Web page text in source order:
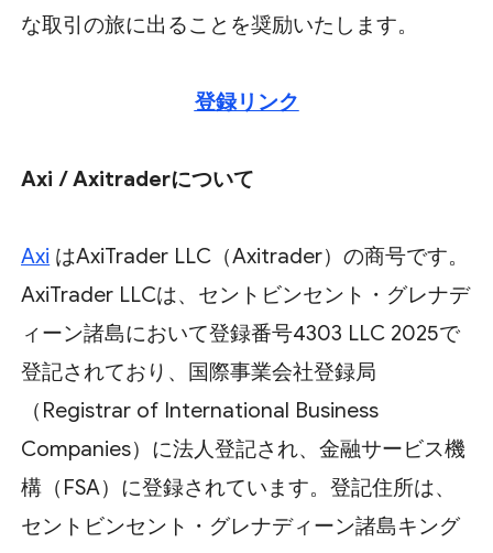
な取引の旅に出ることを奨励いたします。
登録リンク
Axi / Axitraderについて
Axi はAxiTrader LLC（Axitrader）の商号です。
AxiTrader LLCは、セントビンセント・グレナデ
ィーン諸島において登録番号4303 LLC 2025で
登記されており、国際事業会社登録局
（Registrar of International Business
Companies）に法人登記され、金融サービス機
構（FSA）に登録されています。登記住所は、
セントビンセント・グレナディーン諸島キング